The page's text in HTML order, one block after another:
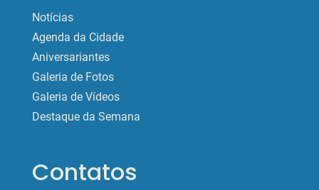
Notícias
Agenda da Cidade
Aniversariantes
Galeria de Fotos
Galeria de Vídeos
Destaque da Semana
Contatos